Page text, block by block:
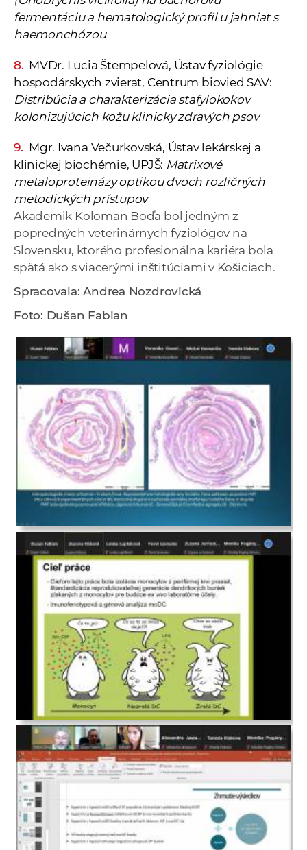
fermentáciu a hematologický profil u jahniat s
haemonchózou
MVDr. Lucia Štempelová, Ústav fyziológie
hospodárskych zvierat, Centrum biovied SAV:
Distribúcia a charakterizácia stafylokokov
kolonizujúcich kožu klinicky zdravých psov
Mgr. Ivana Večurkovská, Ústav lekárskej a
klinickej biochémie, UPJŠ: Matrixové
metaloproteinázy optikou dvoch rozličných
metodických prístupov
Akademik Koloman Boďa bol jedným z
popredných veterinárnych fyziológov na
Slovensku, ktorého profesionálna kariéra bola
spätá ako s viacerými inštitúciami v Košiciach.
Spracovala: Andrea Nozdrovická
Foto: Dušan Fabian